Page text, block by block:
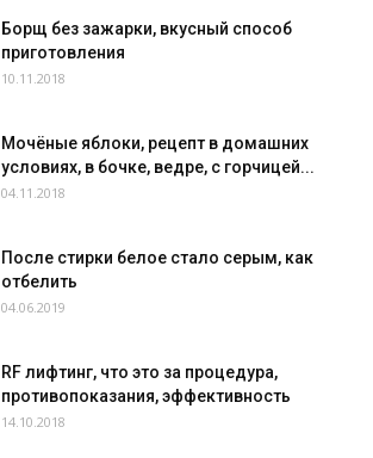
Борщ без зажарки, вкусный способ
приготовления
10.11.2018
Мочёные яблоки, рецепт в домашних
условиях, в бочке, ведре, с горчицей...
04.11.2018
После стирки белое стало серым, как
отбелить
04.06.2019
RF лифтинг, что это за процедура,
противопоказания, эффективность
14.10.2018